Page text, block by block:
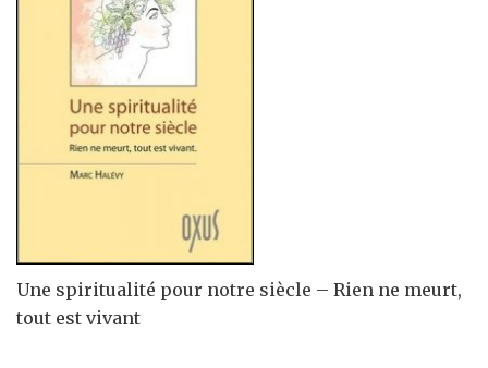
Une spiritualité pour notre siècle – Rien ne meurt,
tout est vivant